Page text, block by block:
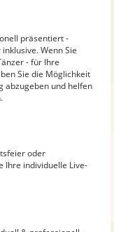
präsentiert -
Wenn Sie
- für Ihre
Sie die Möglichkeit
abzugeben und helfen
oder
Ihre individuelle Live-